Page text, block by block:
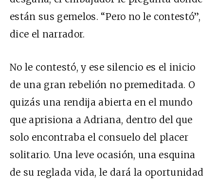
están sus gemelos. “Pero no le contestó”,
dice el narrador.
No le contestó, y ese silencio es el inicio
de una gran rebelión no premeditada. O
quizás una rendija abierta en el mundo
que aprisiona a Adriana, dentro del que
solo encontraba el consuelo del placer
solitario. Una leve ocasión, una esquina
de su reglada vida, le dará la oportunidad